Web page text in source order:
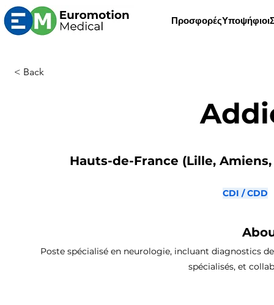
ΠροσφορέςΥποψήφιοι
< Back
Hauts-de-France (Lille,
CDI / CDD
Poste spécialisé en neurologie, incluant diagnostics
spécialisés, et